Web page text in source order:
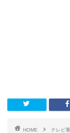
HOME
テレビ